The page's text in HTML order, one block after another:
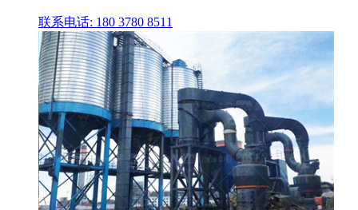
联系电话: 180 3780 8511